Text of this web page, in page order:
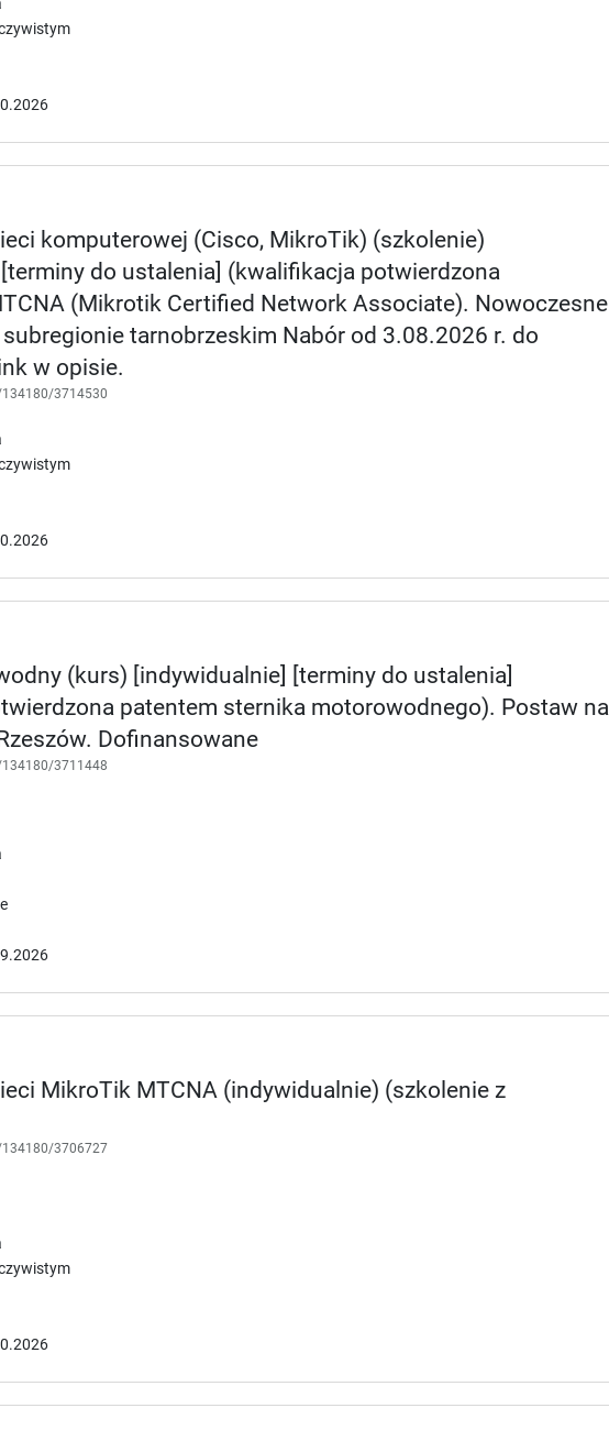
komputerowej (Cisco, MikroTik) (szkolenie)
do ustalenia] (kwalifikacja potwierdzona
(Mikrotik Certified Network Associate). Nowoczesne
tarnobrzeskim Nabór od 3.08.2026 r. do
w opisie.
3714530
(kurs) [indywidualnie] [terminy do ustalenia]
patentem sternika motorowodnego). Postaw na
Dofinansowane
3711448
MikroTik MTCNA (indywidualnie) (szkolenie z
3706727